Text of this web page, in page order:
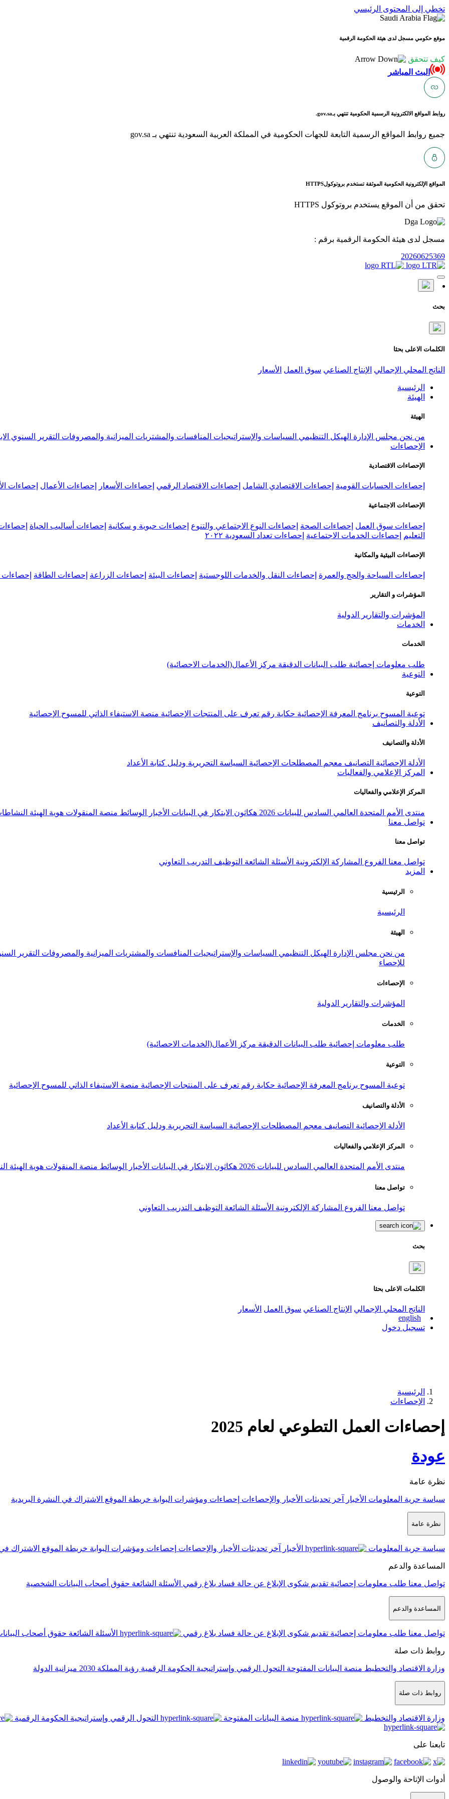
تخطي إلى المحتوى الرئيسي
موقع حكومي مسجل لدى هيئة الحكومة الرقمية
كيف تتحقق
البث المباشر
روابط المواقع الالكترونية الرسمية الحكومية تنتهي بـgov.sa.
جميع روابط المواقع الرسمية التابعة للجهات الحكومية في المملكة العربية السعودية تنتهي بـ gov.sa
المواقع الإلكترونية الحكومية الموثقة تستخدم بروتوكولHTTPS
تحقق من أن الموقع يستخدم بروتوكول HTTPS
مسجل لدى هيئة الحكومة الرقمية برقم :
20260625369
بحث
الكلمات الاعلى بحثا
الناتج المحلي الإجمالي الإنتاج الصناعي سوق العمل الأسعار
الرئيسية
الهيئة
الهيئة
من نحن مجلس الإدارة الهيكل التنظيمي السياسات والإستراتيجيات المنافسات والمشتريات الميزانية والمصروفات التقرير السنوي
الإحصاءات
الإحصاءات الاقتصادية
إحصاءات الحسابات القومية إحصاءات الاقتصادي الشامل إحصاءات الاقتصاد الرقمي إحصاءات الأسعار إحصاءات الأعمال إحصاءات
الإحصاءات الاجتماعية
إحصاءات سوق العمل إحصاءات الصحة إحصاءات النوع الاجتماعي والتنوع إحصاءات حيوية و سكانية إحصاءات أساليب الحياة
التعليم
إحصاءات الخدمات الاجتماعية إحصاءات تعداد السعودية ٢٠٢٢
الإحصاءات البيئية والمكانية
إحصاءات السياحة والحج والعمرة إحصاءات النقل والخدمات اللوجستية إحصاءات البيئة إحصاءات الزراعة إحصاءات الطاقة إحصاءات
المؤشرات و التقارير
المؤشرات والتقارير الدولية
الخدمات
الخدمات
طلب معلومات إحصائية طلب البيانات الدقيقة مركز الأعمال(الخدمات الاحصائية)
التوعية
التوعية
توعية المسوح برنامج المعرفة الإحصائية حكاية رقم تعرف على المنتجات الإحصائية منصة الاستيفاء الذاتي للمسوح الإحصائية
الأدلة والتصانيف
الأدلة والتصانيف
الأدلة الإحصائية التصانيف معجم المصطلحات الإحصائية السياسة التحريرية ودليل كتابة الأعداد
المركز الإعلامي والفعاليات
المركز الإعلامي والفعاليات
منتدى الأمم المتحدة العالمي السادس للبيانات 2026 هكاثون الابتكار في البيانات الأخبار الوسائط منصة المنقولات هوية الهيئة
تواصل معنا
تواصل معنا
تواصل معنا الفروع المشاركة الإلكترونية الأسئلة الشائعة التوظيف التدريب التعاوني
المزيد
الرئيسية
الرئيسية
الهيئة
من نحن مجلس الإدارة الهيكل التنظيمي السياسات والإستراتيجيات المنافسات والمشتريات الميزانية والمصروفات التقرير
للإحصاء
الإحصاءات
المؤشرات والتقارير الدولية
الخدمات
طلب معلومات إحصائية طلب البيانات الدقيقة مركز الأعمال(الخدمات الاحصائية)
التوعية
توعية المسوح برنامج المعرفة الإحصائية حكاية رقم تعرف على المنتجات الإحصائية منصة الاستيفاء الذاتي للمسوح الإحصائية
الأدلة والتصانيف
الأدلة الإحصائية التصانيف معجم المصطلحات الإحصائية السياسة التحريرية ودليل كتابة الأعداد
المركز الإعلامي والفعاليات
منتدى الأمم المتحدة العالمي السادس للبيانات 2026 هكاثون الابتكار في البيانات الأخبار الوسائط منصة المنقولات هوية الهيئة
تواصل معنا
تواصل معنا الفروع المشاركة الإلكترونية الأسئلة الشائعة التوظيف التدريب التعاوني
بحث
الكلمات الاعلى بحثا
الناتج المحلي الإجمالي الإنتاج الصناعي سوق العمل الأسعار
english
تسجيل دخول
الرئيسية
الإحصاءات
إحصاءات العمل التطوعي لعام 2025
عودة
نظرة عامة
سياسة حرية المعلومات الأخبار آخر تحديثات الأخبار والإحصاءات إحصاءات ومؤشرات البوابة خريطة الموقع الاشتراك في النشرة البريدية
نظرة عامة
سياسة حرية المعلومات الأخبار آخر تحديثات الأخبار والإحصاءات إحصاءات ومؤشرات البوابة خريطة الموقع الاشتراك
المساعدة والدعم
تواصل معنا طلب معلومات إحصائية تقديم شكوى الإبلاغ عن حالة فساد بلاغ رقمي الأسئلة الشائعة حقوق أصحاب البيانات الشخصية
المساعدة والدعم
تواصل معنا طلب معلومات إحصائية تقديم شكوى الإبلاغ عن حالة فساد بلاغ رقمي الأسئلة الشائعة حقوق أصحاب
روابط ذات صلة
وزارة الاقتصاد والتخطيط منصة البيانات المفتوحة التحول الرقمي وإستراتيجية الحكومة الرقمية رؤية المملكة 2030 ميزانية الدولة
روابط ذات صلة
وزارة الاقتصاد والتخطيط منصة البيانات المفتوحة التحول الرقمي وإستراتيجية الحكومة الرقمية
تابعنا على
أدوات الإتاحة والوصول